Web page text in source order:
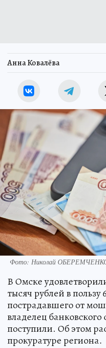
Анна Ковалёва
Фото: Николай
В Омске
тысяч рублей в
пострадавшего от
владелец банковского
поступили. Об этом
прокуратуре региона.